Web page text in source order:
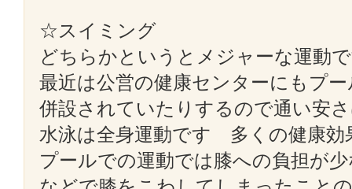
☆スイミング
どちらかというとメジャーな運動
最近は公営の健康センターにもプ
併設されていたりするので通い安
水泳は全身運動です 多くの健康効
プールでの運動では膝への負担が